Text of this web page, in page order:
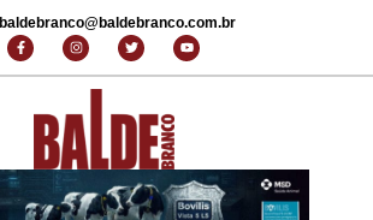
baldebranco@baldebranco.com.br